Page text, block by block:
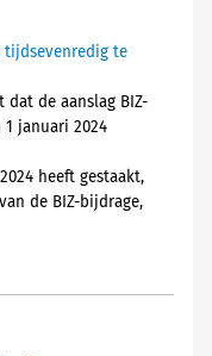
te
dat de aanslag BIZ-
januari 2024
heeft gestaakt,
de BIZ-bijdrage,